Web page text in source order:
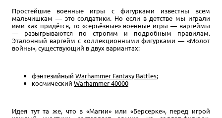
Простейшие военные игры с фигурками известны всем
мальчишкам — это солдатики. Но если в детстве мы играли
ими как придётся, то «серьёзные» военные игры — варгеймы
— разыгрываются по строгим и подробным правилам.
Эталонный варгейм с коллекционными фигурками — «Молот
войны», существующий в двух вариантах:
фэнтезийный Warhammer Fantasy Battles;
космический Warhammer 40000
Идея тут та же, что в «Магии» или «Берсерке», перед игрой